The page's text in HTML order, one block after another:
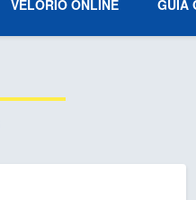
VELÓRIO ONLINE GUIA